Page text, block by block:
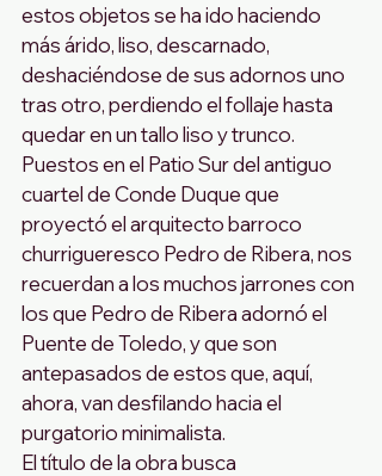
estos objetos se ha ido haciendo
más árido, liso, descarnado,
deshaciéndose de sus adornos uno
tras otro, perdiendo el follaje hasta
quedar en un tallo liso y trunco.
Puestos en el Patio Sur del antiguo
cuartel de Conde Duque que
proyectó el arquitecto barroco
churrigueresco Pedro de Ribera, nos
recuerdan a los muchos jarrones con
los que Pedro de Ribera adornó el
Puente de Toledo, y que son
antepasados de estos que, aquí,
ahora, van desfilando hacia el
purgatorio minimalista.
El título de la obra busca